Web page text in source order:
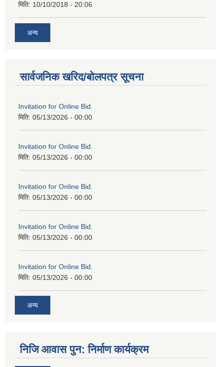
मिति: 10/10/2018 - 20:06
अन्य
सार्वजनिक खरिद/बोलपत्र सूचना
Invitation for Online Bid.
मिति: 05/13/2026 - 00:00
Invitation for Online Bid.
मिति: 05/13/2026 - 00:00
Invitation for Online Bid.
मिति: 05/13/2026 - 00:00
Invitation for Online Bid.
मिति: 05/13/2026 - 00:00
Invitation for Online Bid.
मिति: 05/13/2026 - 00:00
अन्य
निजि आवास पुन: निर्माण कार्यक्रम